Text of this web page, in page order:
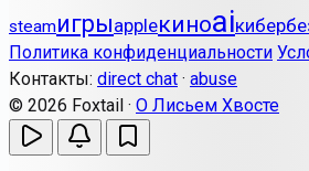
steamигрыappleкиноai
Политика конфиденциальности
Контакты: direct chat · abuse
© 2026 Foxtail · О Лисьем Хвосте